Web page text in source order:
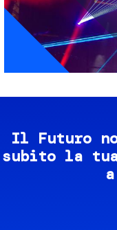
Il Futuro
subito la